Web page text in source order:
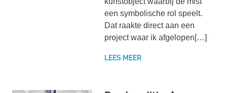
een symbolische rol speelt.
Dat raakte direct aan een
project waar ik afgelopen[…]
LEES MEER